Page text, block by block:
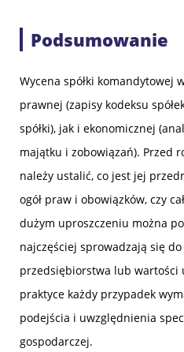
Podsumowanie
Wycena spółki komandytowej
prawnej (zapisy kodeksu
spółki), jak i ekonomicznej
majątku i zobowiązań). Przed
należy ustalić, co jest jej
ogół praw i obowiązków, czy
dużym uproszczeniu można
najczęściej sprowadzają się
przedsiębiorstwa lub wartości
praktyce każdy przypadek
podejścia i uwzględnienia
gospodarczej.